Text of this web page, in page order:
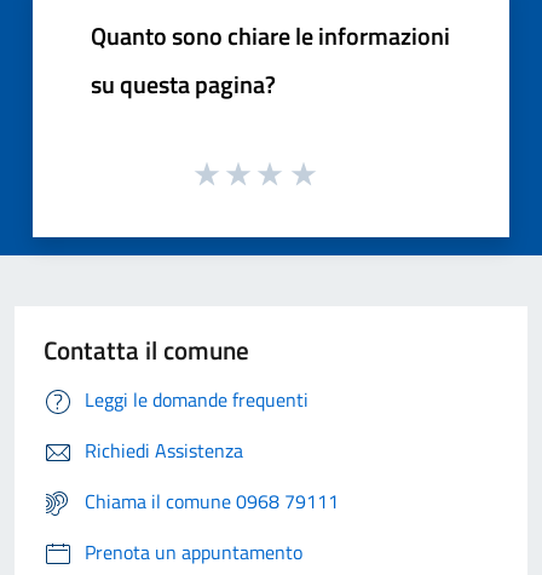
Quanto sono chiare le informazioni
su questa pagina?
Contatta il comune
Leggi le domande frequenti
Richiedi Assistenza
Chiama il comune 0968 79111
Prenota un appuntamento